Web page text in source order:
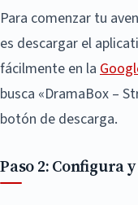
Para comenzar tu
es descargar el
fácilmente en la
busca «DramaBox –
botón de descarga.
Paso 2: Configura